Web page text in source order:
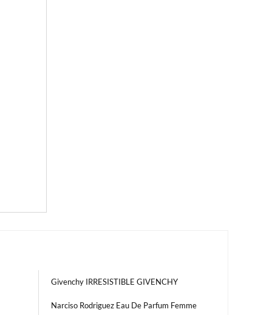
Givenchy IRRESISTIBLE GIVENCHY
Narciso Rodriguez Eau De Parfum Femme